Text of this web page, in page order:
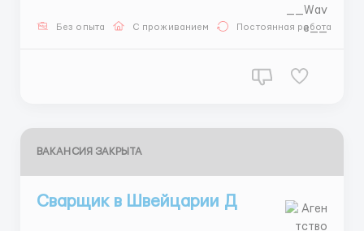
пожаловать в Швейцарию! Здесь нужны не просто
Без опыта С проживанием Постоянная работа
ВАКАНСИЯ ЗАКРЫТА
Сварщик в Швейцарии Д